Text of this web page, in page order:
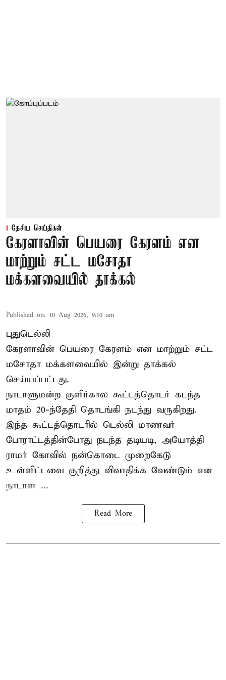
தேசிய செய்திகள்
கேரளாவின் பெயரை கேரளம் என
மாற்றும் சட்ட மசோதா
மக்களவையில் தாக்கல்
Published on: 10 Aug 2026, 9:10 am
புதுடெல்லி
கேரளாவின் பெயரை கேரளம் என மாற்றும் சட்ட
மசோதா மக்களவையில் இன்று தாக்கல்
செய்யப்பட்டது.
நாடாளுமன்ற குளிர்கால கூட்டத்தொடர் கடந்த
மாதம் 20-ந்தேதி தொடங்கி நடந்து வருகிறது.
இந்த கூட்டத்தொடரில் டெல்லி மாணவர்
போராட்டத்தின்போது நடந்த தடியடி, அயோத்தி
ராமர் கோவில் நன்கொடை முறைகேடு
உள்ளிட்டவை குறித்து விவாதிக்க வேண்டும் என
நாடாள ...
Read More